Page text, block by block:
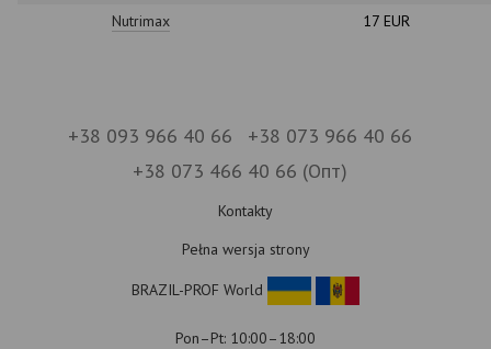
Nutrimax
17 EUR
+38 093 966 40 66
+38 073 966 40 66
+38 073 466 40 66 (Опт)
Kontakty
Pełna wersja strony
BRAZIL-PROF World
Pon–Pt: 10:00–18:00